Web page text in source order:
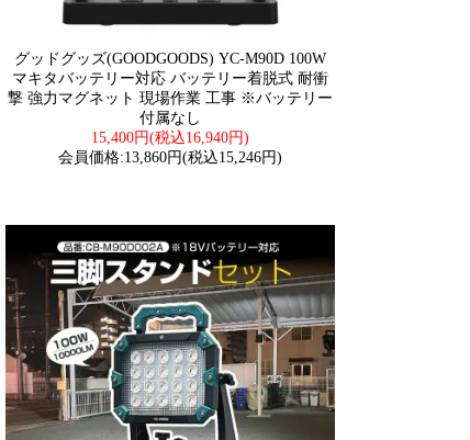
グッドグッズ(GOODGOODS) YC-M90D 100W
マキタバッテリー対応 バッテリー着脱式 耐衝
撃 強力マグネット 現場作業 工事 ※バッテリー
付属なし
15,400円(税込16,940円)
会員価格:13,860円(税込15,246円)